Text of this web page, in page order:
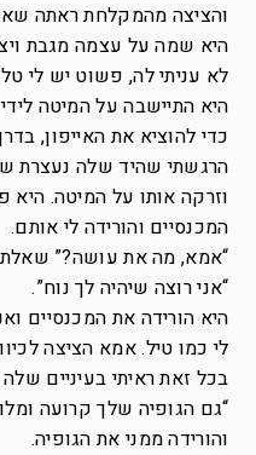
והציצה מהמקלחת ראתה
היא שמה על עצמה מגבת
לא עניתי לה, פשוט יש לי
היא התיישבה על המיטה
כדי להוציא את האייפון,
הרגשתי שהיד שלה נעצרת
וזרקה אותו על המיטה.
המכנסיים והורידה לי אותם.
“אמא, מה את עושה?”
“אני רוצה שיהיה לך נוח”.
היא הורידה את המכנסיים
לי כמו טיל. אמא הציצה
בכל זאת ראיתי בעיניים
“גם הגופיה שלך קרועה
והורידה ממני את הגופיה.